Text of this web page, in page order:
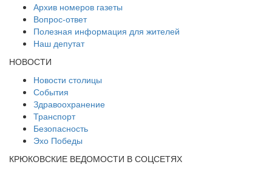
Архив номеров газеты
Вопрос-ответ
Полезная информация для жителей
Наш депутат
НОВОСТИ
Новости столицы
События
Здравоохранение
Транспорт
Безопасность
Эхо Победы
КРЮКОВСКИЕ ВЕДОМОСТИ В СОЦСЕТЯХ